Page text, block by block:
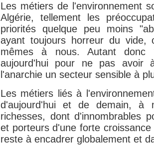
Les métiers de l'environnement
Algérie, tellement les
priorités quelque peu moins
ayant toujours horreur du vide,
mêmes à nous. Autant donc
aujourd'hui pour ne pas avoir
l'anarchie un secteur sensible à
Les métiers liés à
d'aujourd'hui et de demain, à
richesses, dont d'innombrables
et porteurs d'une forte
reste à encadrer globalement et